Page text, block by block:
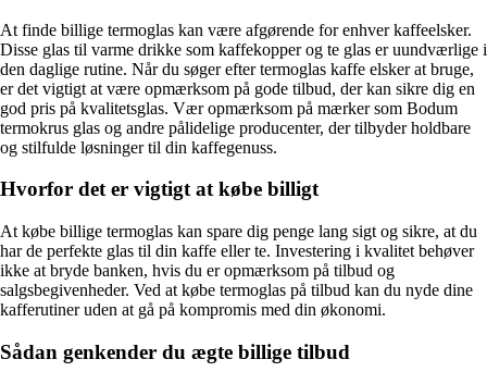
At finde billige termoglas kan være afgørende for enhver kaffeelsker.
Disse glas til varme drikke som kaffekopper og te glas er uundværlige i
den daglige rutine. Når du søger efter termoglas kaffe elsker at bruge,
er det vigtigt at være opmærksom på gode tilbud, der kan sikre dig en
god pris på kvalitetsglas. Vær opmærksom på mærker som Bodum
termokrus glas og andre pålidelige producenter, der tilbyder holdbare
og stilfulde løsninger til din kaffegenuss.
Hvorfor det er vigtigt at købe billigt
At købe billige termoglas kan spare dig penge lang sigt og sikre, at du
har de perfekte glas til din kaffe eller te. Investering i kvalitet behøver
ikke at bryde banken, hvis du er opmærksom på tilbud og
salgsbegivenheder. Ved at købe termoglas på tilbud kan du nyde dine
kafferutiner uden at gå på kompromis med din økonomi.
Sådan genkender du ægte billige tilbud